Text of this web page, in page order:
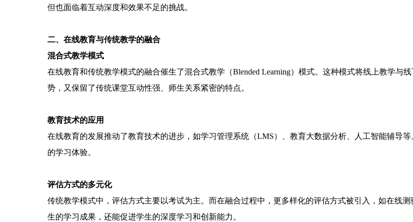
但也面临着互动深度和效果不足的挑战。
二、在线教育与传统教学的融合
混合式教学模式
在线教育和传统教学模式的融合催生了混合式教学（Blended Learning）模式。这种模式将线上教学与
势，又保留了传统课堂互动性强、师生关系紧密的特点。
教育技术的应用
在线教育的发展推动了教育技术的进步，如学习管理系统（LMS）、教育大数据分析、人工智能辅导
的学习体验。
评估方式的多元化
传统教学模式中，评估方式主要以考试为主。而在融合过程中，更多样化的评估方式被引入，如在线
生的学习成果，还能促进学生的深度学习和创新能力。